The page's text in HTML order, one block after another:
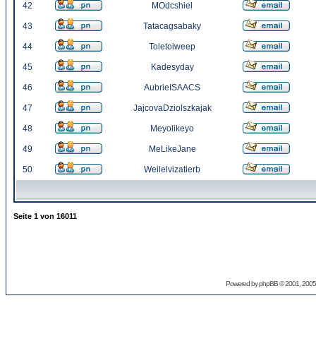
42 MOdcshiel
43 Tatacagsabaky
44 Toletoiweep
45 Kadesyday
46 AubrieISAACS
47 JajcovaDziolszkajak
48 Meyolikeyo
49 MeLikeJane
50 Weilelvizatierb
Seite 1 von 16011
Powered byphpBB© 2001,